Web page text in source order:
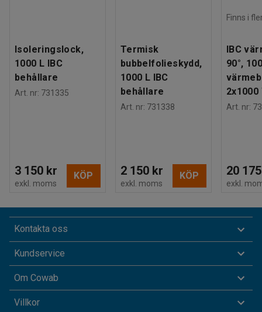
Isoleringslock,
1000 L IBC
behållare
Art. nr: 731335
3 150 kr
exkl. moms
KÖP
Termisk
bubbelfolieskydd,
1000 L IBC
behållare
Art. nr: 731338
2 150 kr
exkl. moms
KÖP
Finns i
IBC
90°,
2x1000
Art. nr:
20
exkl.
Kontakta oss
Kundservice
Om Cowab
Villkor